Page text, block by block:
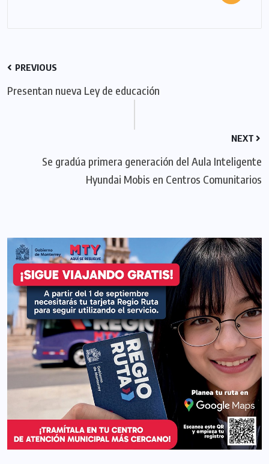
PREVIOUS
Presentan nueva Ley de educación
NEXT
Se gradúa primera generación del Aula Inteligente
Hyundai Mobis en Centros Comunitarios